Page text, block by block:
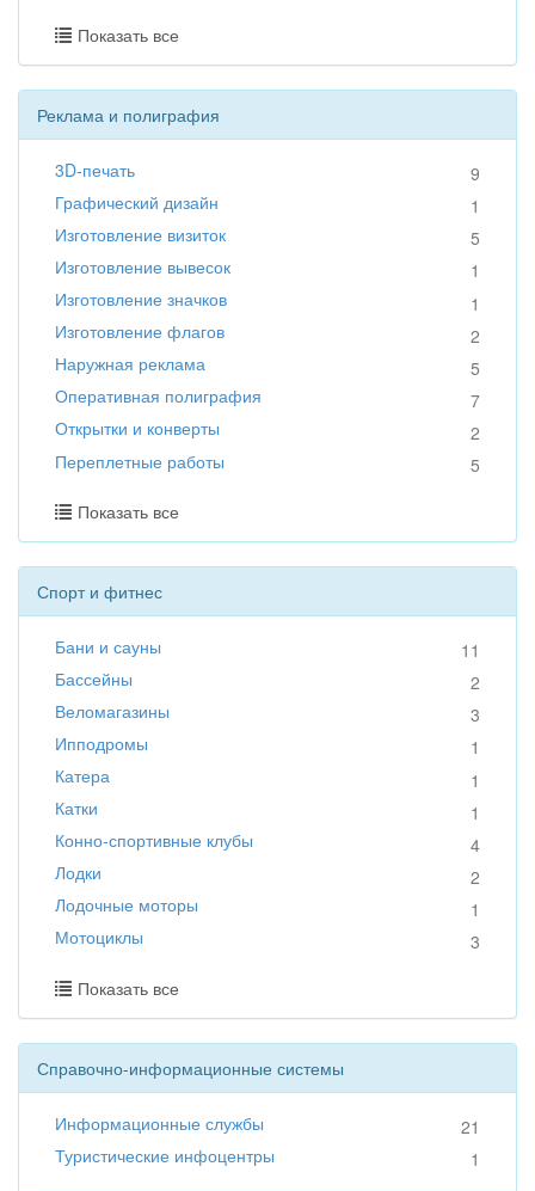
Показать все
Реклама и полиграфия
3D-печать
9
Графический дизайн
1
Изготовление визиток
5
Изготовление вывесок
1
Изготовление значков
1
Изготовление флагов
2
Наружная реклама
5
Оперативная полиграфия
7
Открытки и конверты
2
Переплетные работы
5
Показать все
Спорт и фитнес
Бани и сауны
11
Бассейны
2
Веломагазины
3
Ипподромы
1
Катера
1
Катки
1
Конно-спортивные клубы
4
Лодки
2
Лодочные моторы
1
Мотоциклы
3
Показать все
Справочно-информационные системы
Информационные службы
21
Туристические инфоцентры
1